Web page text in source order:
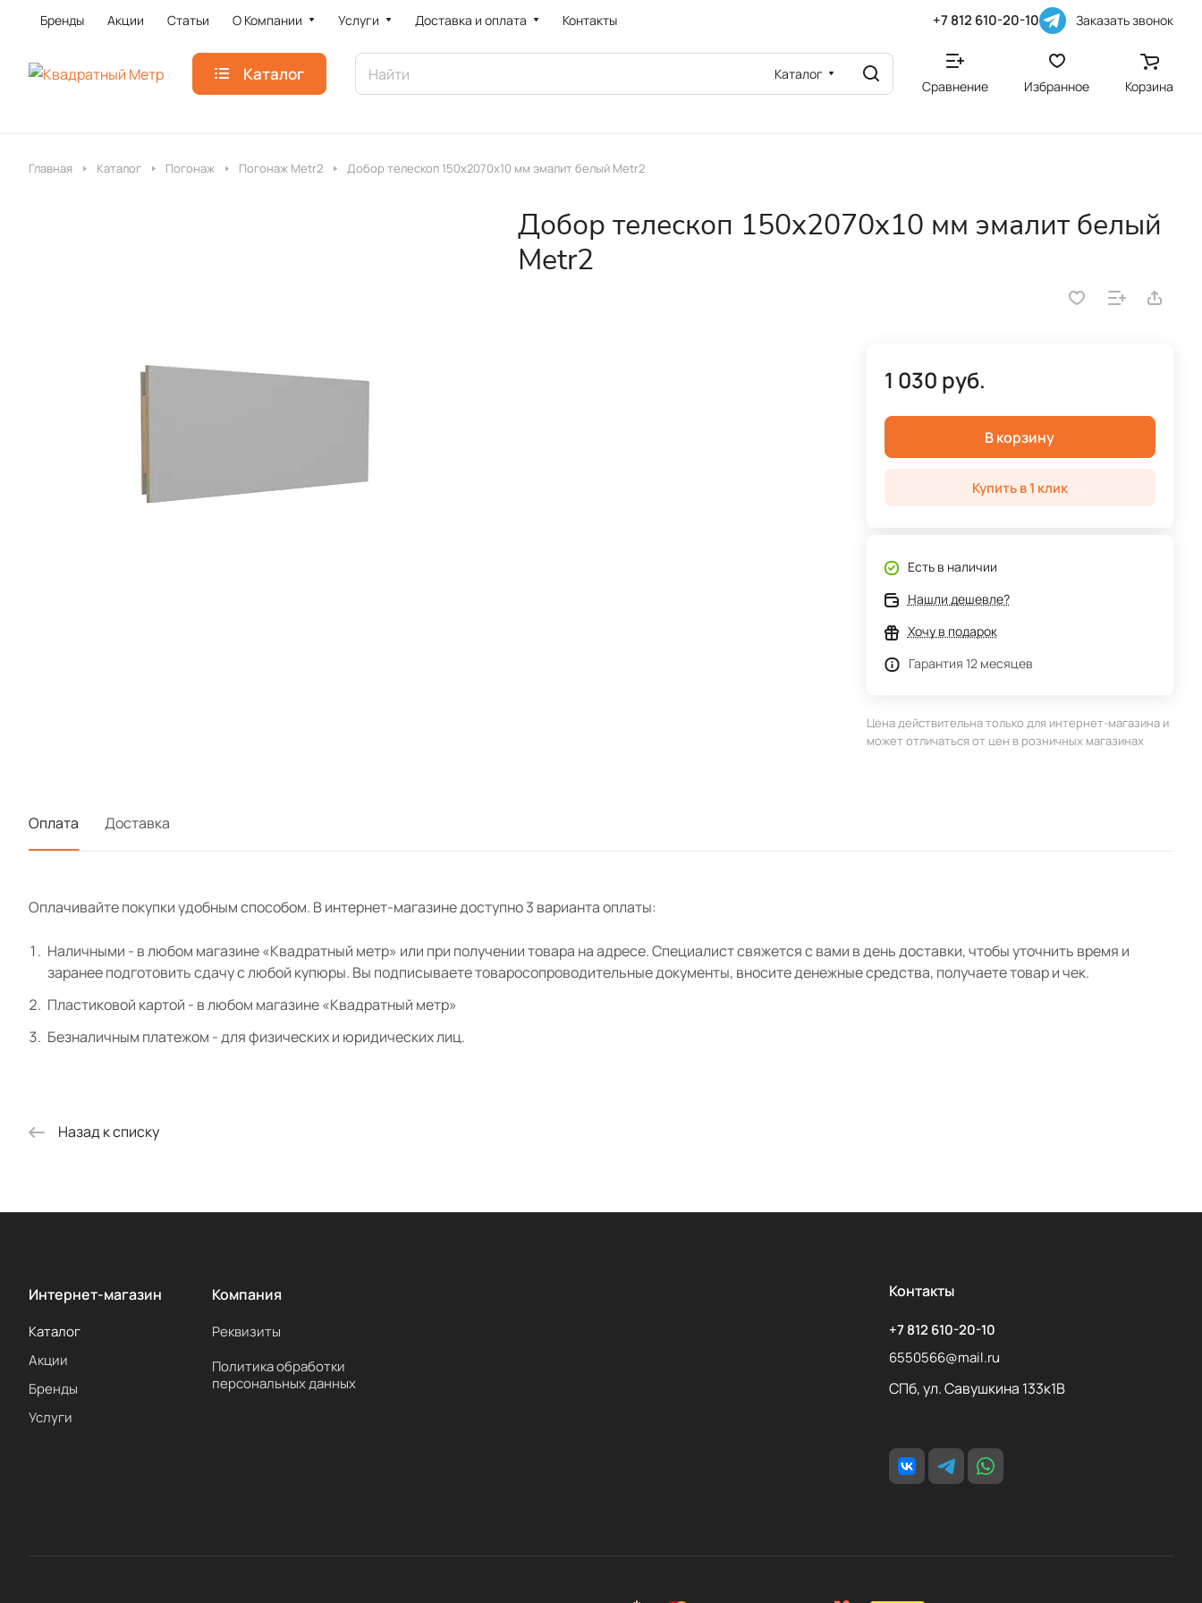
Бренды Акции Статьи О Компании Услуги Доставка и оплата Контакты +7 812 610-20-10 Заказать звонок
Каталог Каталог
Сравнение Избранное Корзина
Главная Каталог Погонаж Погонаж Metr2 Добор телескоп 150х2070x10 мм эмалит белый Metr2
Добор телескоп 150х2070x10 мм эмалит белый
Metr2
1 030 руб.
В корзину
Купить в 1 клик
Есть в наличии
Нашли дешевле?
Хочу в подарок
Гарантия 12 месяцев
Цена действительна только для интернет-магазина и
может отличаться от цен в розничных магазинах
Оплата Доставка
Оплачивайте покупки удобным способом. В интернет-магазине доступно 3 варианта оплаты:
Наличными - в любом магазине «Квадратный метр» или при получении товара на адресе. Специалист свяжется с вами в день доставки, чтобы уточнить время и
заранее подготовить сдачу с любой купюры. Вы подписываете товаросопроводительные документы, вносите денежные средства, получаете товар и чек.
Пластиковой картой - в любом магазине «Квадратный метр»
Безналичным платежом - для физических и юридических лиц.
Назад к списку
Интернет-магазин
Каталог
Акции
Бренды
Услуги
Компания
Реквизиты
Политика обработки
персональных данных
Контакты
+7 812 610-20-10
6550566@mail.ru
СПб, ул. Савушкина 133к1В